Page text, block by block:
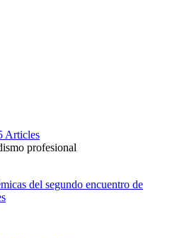
Articles
profesional
del segundo encuentro de